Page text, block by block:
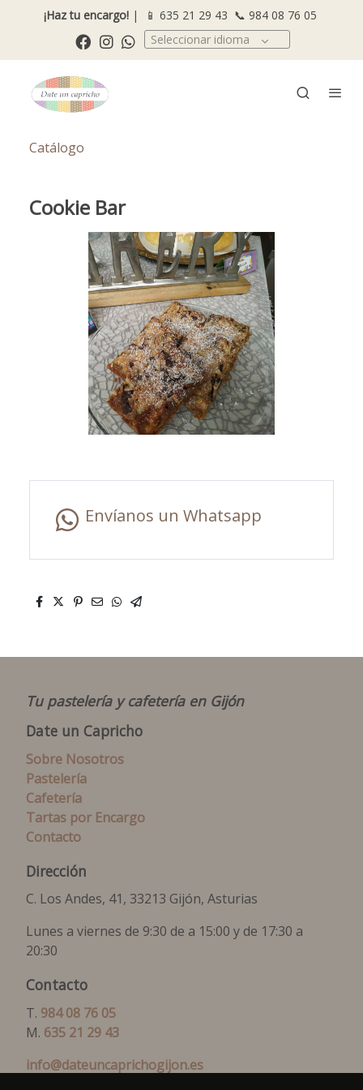
¡Haz tu encargo!| 📱 635 21 29 43 📞 984 08 76 05
Seleccionar idioma
Catálogo
Cookie Bar
Envíanos un Whatsapp
Tu pastelería y cafetería en Gijón
Date un Capricho
Sobre Nosotros
Pastelería
Cafetería
Tartas por Encargo
Contacto
Dirección
C. Los Andes, 41, 33213 Gijón, Asturias
Lunes a viernes de 9:30 de a 15:00 y de 17:30 a
20:30
Contacto
T. 984 08 76 05
M. 635 21 29 43
info@dateuncaprichogijon.es